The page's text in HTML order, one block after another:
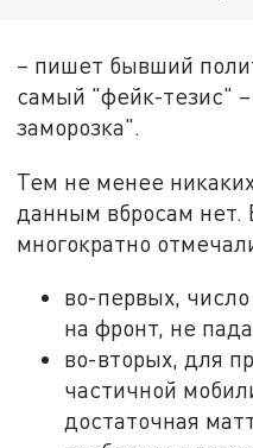
– пишет бывший
самый "фейк-тезис"
заморозка".
Тем не менее
данным вбросам нет.
многократно
во-первых,
на фронт, не
во-вторых, для
частичной
достаточная